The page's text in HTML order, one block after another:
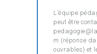
L’équipe
peut être
m (réponse
ouvrables) et